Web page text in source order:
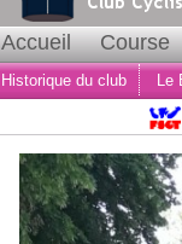
Accueil Course
Historique du club Le